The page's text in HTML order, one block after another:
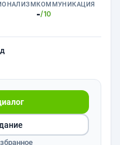
КОММУНИКАЦИЯ
-/10